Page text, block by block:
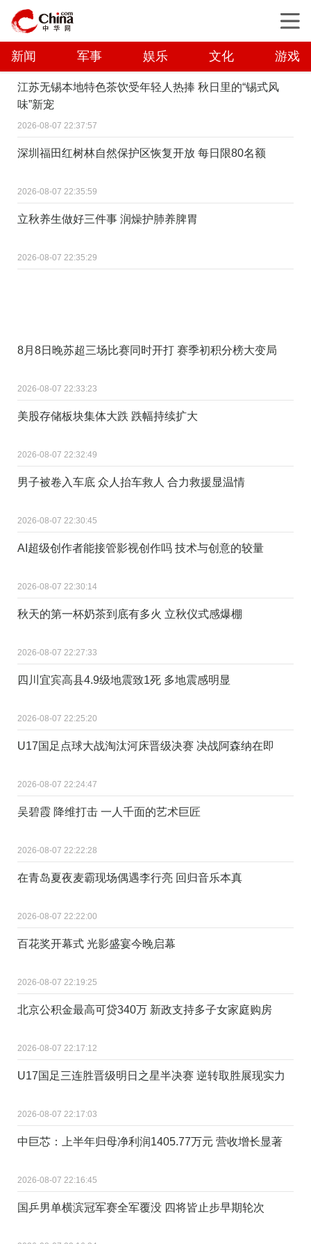
新闻 军事 娱乐 文化 游戏
江苏无锡本地特色茶饮受年轻人热捧 秋日里的“锡式风
味”新宠
2026-08-07 22:37:57
深圳福田红树林自然保护区恢复开放 每日限80名额
2026-08-07 22:35:59
立秋养生做好三件事 润燥护肺养脾胃
2026-08-07 22:35:29
8月8日晚苏超三场比赛同时开打 赛季初积分榜大变局
2026-08-07 22:33:23
美股存储板块集体大跌 跌幅持续扩大
2026-08-07 22:32:49
男子被卷入车底 众人抬车救人 合力救援显温情
2026-08-07 22:30:45
AI超级创作者能接管影视创作吗 技术与创意的较量
2026-08-07 22:30:14
秋天的第一杯奶茶到底有多火 立秋仪式感爆棚
2026-08-07 22:27:33
四川宜宾高县4.9级地震致1死 多地震感明显
2026-08-07 22:25:20
U17国足点球大战淘汰河床晋级决赛 决战阿森纳在即
2026-08-07 22:24:47
吴碧霞 降维打击 一人千面的艺术巨匠
2026-08-07 22:22:28
在青岛夏夜麦霸现场偶遇李行亮 回归音乐本真
2026-08-07 22:22:00
百花奖开幕式 光影盛宴今晚启幕
2026-08-07 22:19:25
北京公积金最高可贷340万 新政支持多子女家庭购房
2026-08-07 22:17:12
U17国足三连胜晋级明日之星半决赛 逆转取胜展现实力
2026-08-07 22:17:03
中巨芯：上半年归母净利润1405.77万元 营收增长显著
2026-08-07 22:16:45
国乒男单横滨冠军赛全军覆没 四将皆止步早期轮次